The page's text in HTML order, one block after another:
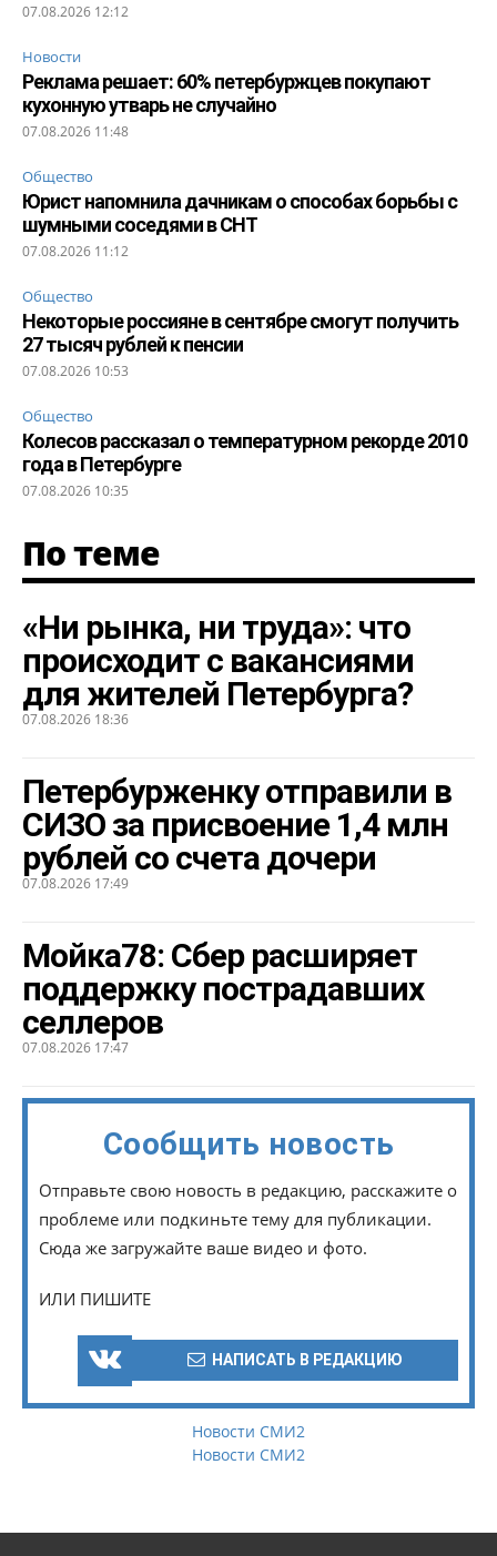
07.08.2026 12:12
Новости
Реклама решает: 60% петербуржцев покупают
кухонную утварь не случайно
07.08.2026 11:48
Общество
Юрист напомнила дачникам о способах борьбы с
шумными соседями в СНТ
07.08.2026 11:12
Общество
Некоторые россияне в сентябре смогут получить
27 тысяч рублей к пенсии
07.08.2026 10:53
Общество
Колесов рассказал о температурном рекорде 2010
года в Петербурге
07.08.2026 10:35
По теме
«Ни рынка, ни труда»: что
происходит с вакансиями
для жителей Петербурга?
07.08.2026 18:36
Петербурженку отправили в
СИЗО за присвоение 1,4 млн
рублей со счета дочери
07.08.2026 17:49
Мойка78: Сбер расширяет
поддержку пострадавших
селлеров
07.08.2026 17:47
Сообщить новость
Отправьте свою новость в редакцию, расскажите о
проблеме или подкиньте тему для публикации.
Сюда же загружайте ваше видео и фото.
ИЛИ ПИШИТЕ
НАПИСАТЬ В РЕДАКЦИЮ
Новости СМИ2
Новости СМИ2